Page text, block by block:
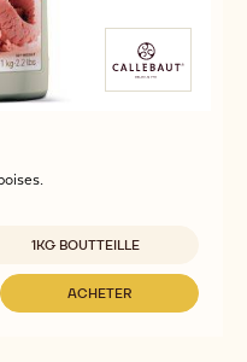
disponibles
1KG BOUTTEILLE
ACHETER
-